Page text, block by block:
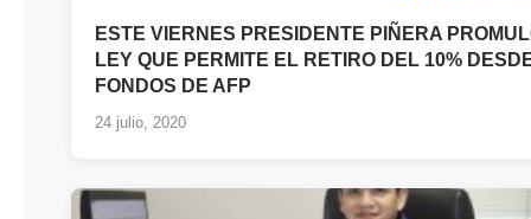
ESTE VIERNES PRESIDENTE PIÑERA
LEY QUE PERMITE EL RETIRO DEL 10%
FONDOS DE AFP
24 julio, 2020